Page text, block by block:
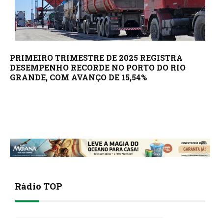
PRIMEIRO TRIMESTRE DE 2025 REGISTRA
DESEMPENHO RECORDE NO PORTO DO RIO
GRANDE, COM AVANÇO DE 15,54%
Rádio TOP